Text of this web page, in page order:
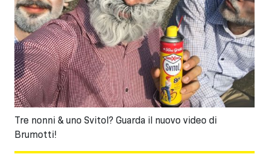
Tre nonni & uno Svitol? Guarda il nuovo video di
Brumotti!